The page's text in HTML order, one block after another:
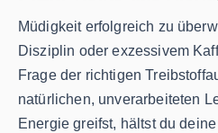
Müdigkeit erfolgreich zu
Disziplin oder exzessivem
Frage der richtigen
natürlichen, unverarbeiteten
Energie greifst, hältst du